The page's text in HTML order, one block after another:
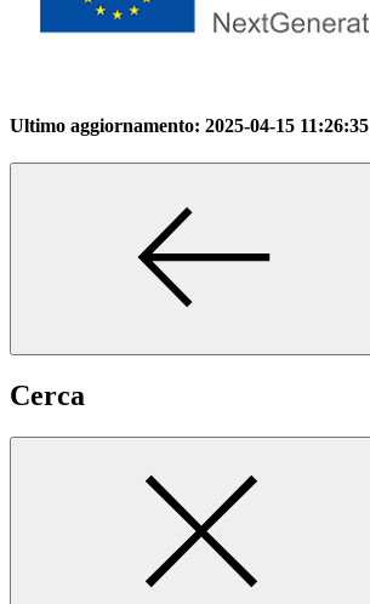
Ultimo aggiornamento: 2025-04-15 11:26:35
Cerca